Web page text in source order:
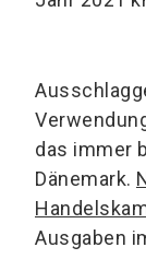
das immer
Dänemark.
Ausgaben